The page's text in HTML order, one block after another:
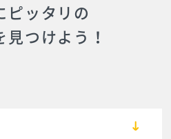
ピッタリの
見つけよう！